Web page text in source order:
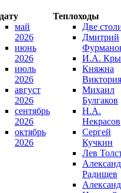
Теплоходы
май
2026
июнь
2026
июль
2026
август
2026
сентябрь
2026
октябрь
2026
Две
Дмитрий
И.А.
Княжна
Виктория
Михаил
Булгаков
Н.А.
Некрасов
Сергей
Кучкин
Лев
Радищев